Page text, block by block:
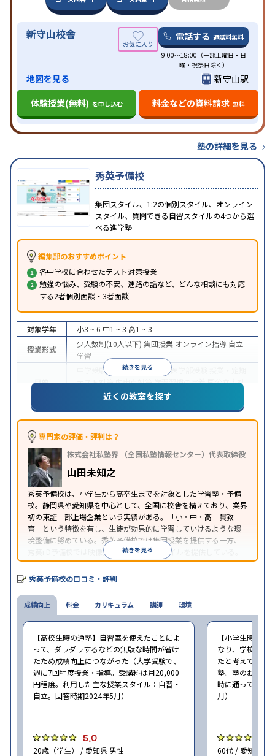
特徴
習にPC・タブレットを利用 オンライン対応1科目
から受講可能季節講習のみの受講可発達障害の子
自習室あり
新守山校舎 電話する 通話料無料
9:00～18:00（一部土曜日・日
曜・祝祭日除く）
地図を見る
新守山駅
体験授業(無料) を申し込む 料金などの資料請求 無料
塾の詳細を見る
秀英予備校
集団スタイル、1:2の個別スタイル、オンライン
スタイル、質問できる自習スタイルの4つから選
べる進学塾
編集部のおすすめポイント
各中学校に合わせたテスト対策授業
勉強の悩み、受験の不安、進路の話など、どんな相談にも対応
する2者個別面談・3者面談
続きを見る
対象学年 小3 ~ 6 中1 ~ 3 高1 ~ 3
授業形式
少人数制(10人以下) 集団授業 オンライン指導 自立
学習
目的
中学受験 高校受験大学受験 医学部受験
テスト対策内申点対策学習習慣の定着国公立大対
私大対策共通テスト対策英検(英語検定)対策
特徴
入塾に学力基準あり授業の振替可能学習にPC・タ
ブレットを利用オンライン対応1科目から受講可能
季節講習のみの受講可
※2023年10月調査。
近くの教室を探す
専門家の評価・評判は？
株式会社私塾界 （全国私塾情報センター）代表取締役
山田未知之
秀英予備校は、小学生から高卒生までを対象とした学習塾・予備
校。静岡県や愛知県を中心として、全国に校舎を構えており、業界
初の東証一部上場企業という実績がある。「小・中・高一貫教
育」という特徴を有し、生徒が効果的に学習していけるような環
境整備に努めている。秀英予備校では集団授業を提供する一方、
秀英i D予備校では映像授業による学習スタイルを提供している。
続きを見る
秀英予備校の口コミ・評判
成績向上
【高校生時の通塾】自習室を使えたことによ
って、ダラダラするなどの無駄な時間が省け
たため成績向上につながった（大学受験で、
週に7回程度授業・指導。受講料は月20,000
円程度。利用した主な授業スタイル：自習・
自立。回答時期2024年5月）
5.0
20歳（学生） / 愛知県 男性
【小学生時の通
なり、学校での
たと考えている
塾。塾のおすす
時に通っていた
月）
60代 / 愛知県 男
料金 カリキュラム 講師 環境